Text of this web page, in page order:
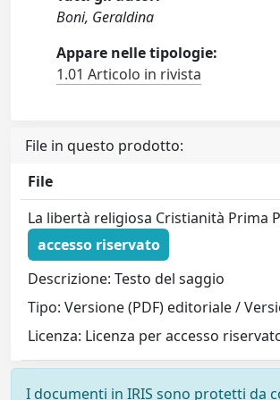
Boni, Geraldina
Appare nelle tipologie:
1.01 Articolo in rivista
File in questo prodotto:
File
La libertà religiosa Cristianità Prima
accesso riservato
Descrizione: Testo del saggio
Tipo: Versione (PDF) editoriale /
Licenza: Licenza per accesso
I documenti in IRIS sono protetti da